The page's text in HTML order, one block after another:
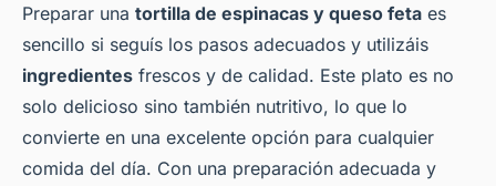
Preparar una tortilla de espinacas y queso feta es
sencillo si seguís los pasos adecuados y utilizáis
ingredientes frescos y de calidad. Este plato es no
solo delicioso sino también nutritivo, lo que lo
convierte en una excelente opción para cualquier
comida del día. Con una preparación adecuada y